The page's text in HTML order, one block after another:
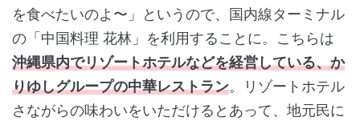
を食べたいのよ〜」というので、国内線ターミナル
の「中国料理 花林」を利用することに。こちらは
沖縄県内でリゾートホテルなどを経営している、か
りゆしグループの中華レストラン。リゾートホテル
さながらの味わいをいただけるとあって、地元民に